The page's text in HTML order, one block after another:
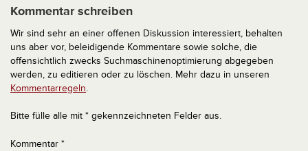
Kommentar schreiben
Wir sind sehr an einer offenen Diskussion interessiert, behalten
uns aber vor, beleidigende Kommentare sowie solche, die
offensichtlich zwecks Suchmaschinenoptimierung abgegeben
werden, zu editieren oder zu löschen. Mehr dazu in unseren
Kommentarregeln.
Bitte fülle alle mit * gekennzeichneten Felder aus.
Kommentar *